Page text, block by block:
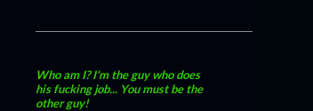
Who am I? I'm the guy who does
his fucking job... You must be the
other guy!